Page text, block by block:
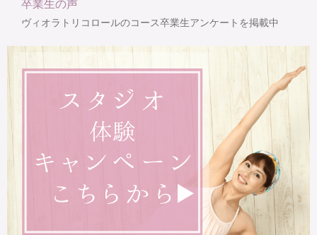
卒業生の声
ヴィオラトリコロールのコース卒業生アンケートを掲載中